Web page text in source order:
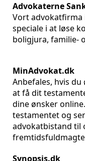
Advokaterne
Vort advokatfirma
speciale i at løse
boligjura, familie-
MinAdvokat.dk
Anbefales, hvis
at få dit
dine ønsker
testamentet og
advokatbistand til
Synopsis.dk